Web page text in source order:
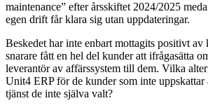
maintenance” efter årsskiftet 2024/2025
egen drift får klara sig utan uppdateringar.
Beskedet har inte enbart mottagits positivt av
snarare fått en hel del kunder att ifrågasätta
leverantör av affärssystem till dem. Vilka
Unit4 ERP för de kunder som inte
tjänst de inte själva valt?